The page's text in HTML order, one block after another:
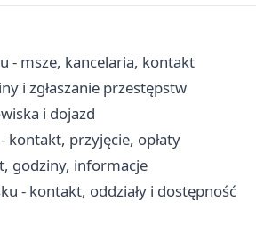
- msze, kancelaria, kontakt
i zgłaszanie przestępstw
i dojazd
kontakt, przyjęcie, opłaty
godziny, informacje
- kontakt, oddziały i dostępność